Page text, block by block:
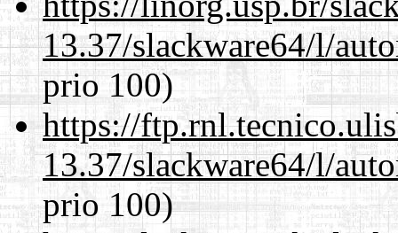
13.37/slackware64/l/
prio 100)
https://
13.37/slackware64/l/
prio 100)